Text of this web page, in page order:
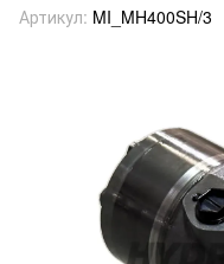
Артикул: MI_MH400SH/3